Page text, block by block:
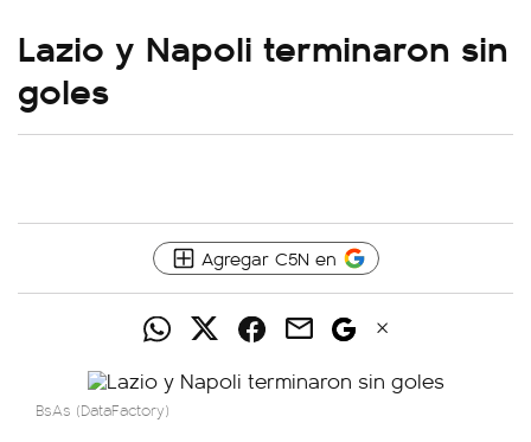
Lazio y Napoli terminaron sin
goles
Agregar C5N en
BsAs (DataFactory)